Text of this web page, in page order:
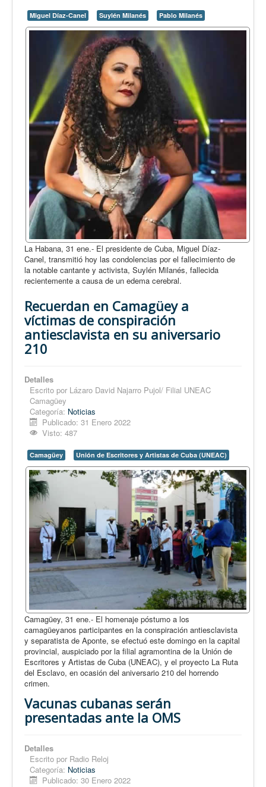
Miguel Díaz-Canel Suylén Milanés Pablo Milanés
La Habana, 31 ene.- El presidente de Cuba, Miguel Díaz-
Canel, transmitió hoy las condolencias por el fallecimiento de
la notable cantante y activista, Suylén Milanés, fallecida
recientemente a causa de un edema cerebral.
Recuerdan en Camagüey a
víctimas de conspiración
antiesclavista en su aniversario
210
Detalles
Escrito por Lázaro David Najarro Pujol/ Filial UNEAC
Camagüey
Categoría: Noticias
Publicado: 31 Enero 2022
Visto: 487
Camagüey Unión de Escritores y Artistas de Cuba (UNEAC)
Camagüey, 31 ene.- El homenaje póstumo a los
camagüeyanos participantes en la conspiración antiesclavista
y separatista de Aponte, se efectuó este domingo en la capital
provincial, auspiciado por la filial agramontina de la Unión de
Escritores y Artistas de Cuba (UNEAC), y el proyecto La Ruta
del Esclavo, en ocasión del aniversario 210 del horrendo
crimen.
Vacunas cubanas serán
presentadas ante la OMS
Detalles
Escrito por Radio Reloj
Categoría: Noticias
Publicado: 30 Enero 2022